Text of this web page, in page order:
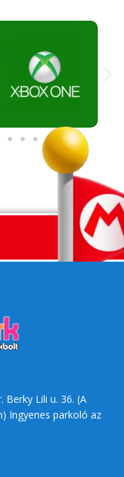
Berky Lili u. 36. (A
Ingyenes parkoló az